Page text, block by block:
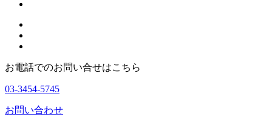
お電話でのお問い合せはこちら
03-3454-5745
お問い合わせ